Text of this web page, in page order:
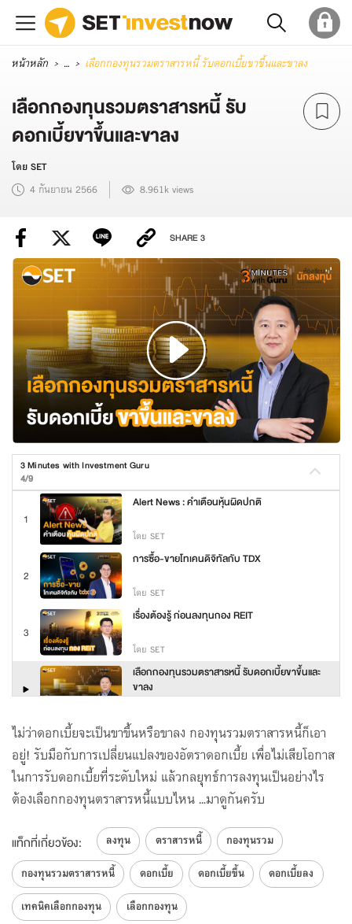
หน้าหลัก ... เลือกกองทุนรวมตราสารหนี้ รับดอกเบี้ยขาขึ้นและขาลง
เลือกกองทุนรวมตราสารหนี้ รับ
ดอกเบี้ยขาขึ้นและขาลง
โดย SET
4 กันยายน 2566
8.961k views
SHARE3
3 Minutes with Investment Guru
4/9
1
Alert News : คำเตือนหุ้นผิดปกติ
โดย SET
2
การซื้อ-ขายโทเคนดิจิทัลกับ TDX
โดย SET
3
เรื่องต้องรู้ ก่อนลงทุนกอง REIT
โดย SET
เลือกกองทุนรวมตราสารหนี้ รับดอกเบี้ยขาขึ้นและ
ขาลง
5
ลงทุนอย่าง VI ในตลาด Sideways
โดย SET
6
ลงทุนธีม AI ด้วยหุ้น Microsoft / Google และ
Nvidia
7
ดอกเบี้ย ค่าเงิน ตลาดหุ้น สัมพันธ์กันยังไง
โดย SET
8
ราคาน้ำมัน กระทบตลาดหุ้นไทยอย่างไร
ไม่ว่าดอกเบี้ยจะเป็นขาขึ้นหรือขาลง กองทุนรวมตราสารหนี้ก็เอา
อยู่! รับมือกับการเปลี่ยนแปลงของอัตราดอกเบี้ย เพื่อไม่เสียโอกาส
ในการรับดอกเบี้ยที่ระดับใหม่ แล้วกลยุทธ์การลงทุนเป็นอย่างไร
ต้องเลือกกองทุนตราสารหนี้แบบไหน …มาดูกันครับ
แท็กที่เกี่ยวข้อง: ลงทุน ตราสารหนี้
กองทุนรวม
กองทุนรวมตราสารหนี้
ดอกเบี้ย ดอกเบี้ยขึ้น
ดอกเบี้ยลง
เทคนิคเลือกกองทุน
เลือกกองทุน